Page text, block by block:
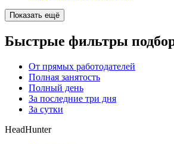
Показать ещё
Быстрые фильтры
От прямых работодателей
Полная занятость
Полный день
За последние три дня
За сутки
HeadHunter